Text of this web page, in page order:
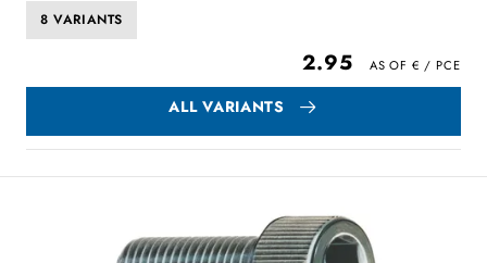
8 VARIANTS
2.95
ALL VARIANTS